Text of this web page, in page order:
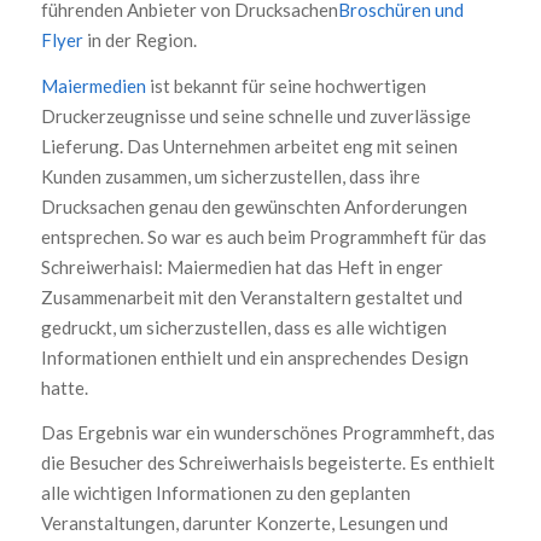
führenden Anbieter von DrucksachenBroschüren und
Flyerin der Region.
Maiermedien ist bekannt für seine hochwertigen
Druckerzeugnisse und seine schnelle und zuverlässige
Lieferung. Das Unternehmen arbeitet eng mit seinen
Kunden zusammen, um sicherzustellen, dass ihre
Drucksachen genau den gewünschten Anforderungen
entsprechen. So war es auch beim Programmheft für das
Schreiwerhaisl: Maiermedien hat das Heft in enger
Zusammenarbeit mit den Veranstaltern gestaltet und
gedruckt, um sicherzustellen, dass es alle wichtigen
Informationen enthielt und ein ansprechendes Design
hatte.
Das Ergebnis war ein wunderschönes Programmheft, das
die Besucher des Schreiwerhaisls begeisterte. Es enthielt
alle wichtigen Informationen zu den geplanten
Veranstaltungen, darunter Konzerte, Lesungen und